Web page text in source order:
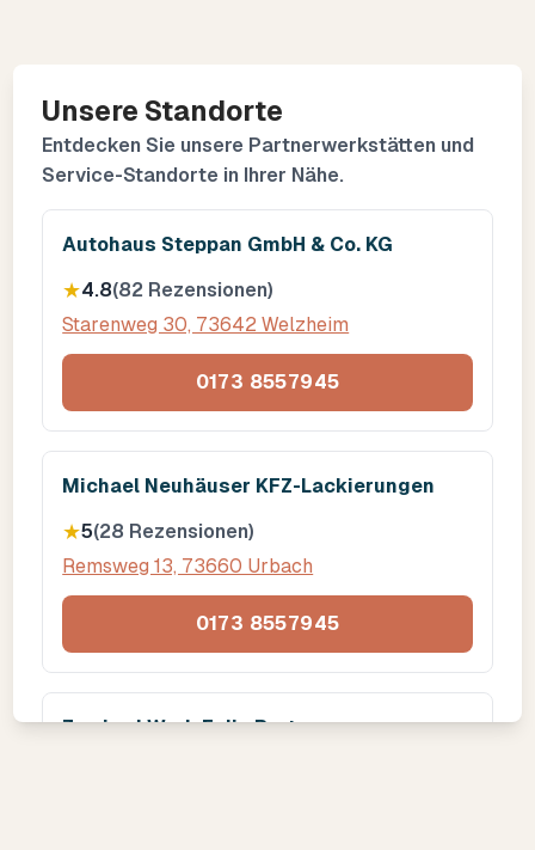
Unsere Standorte
Entdecken Sie unsere Partnerwerkstätten und
Service-Standorte in Ihrer Nähe.
Autohaus Steppan GmbH & Co. KG
★4.8(82 Rezensionen)
Starenweg 30, 73642 Welzheim
0173 8557945
Michael Neuhäuser KFZ-Lackierungen
★5(28 Rezensionen)
Remsweg 13, 73660 Urbach
0173 8557945
Zweirad Werk Felix Bart